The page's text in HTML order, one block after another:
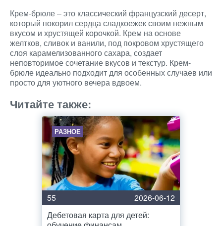
Крем-брюле – это классический французский десерт,
который покорил сердца сладкоежек своим нежным
вкусом и хрустящей корочкой. Крем на основе
желтков, сливок и ванили, под покровом хрустящего
слоя карамелизованного сахара, создает
неповторимое сочетание вкусов и текстур. Крем-
брюле идеально подходит для особенных случаев или
просто для уютного вечера вдвоем.
Читайте также:
РАЗНОЕ
55
2026-06-12
Дебетовая карта для детей: